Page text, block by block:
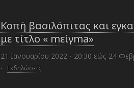
Κοπή βασιλόπιτας και
με τίτλο « mείγma»
21 Ιανουαρίου 2022 - 20:30 εώς 24
· Εκδηλώσεις